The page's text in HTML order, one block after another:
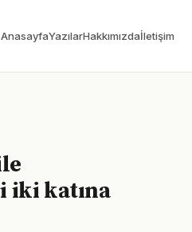
AnasayfaYazılarHakkımızdaİletişim
katına